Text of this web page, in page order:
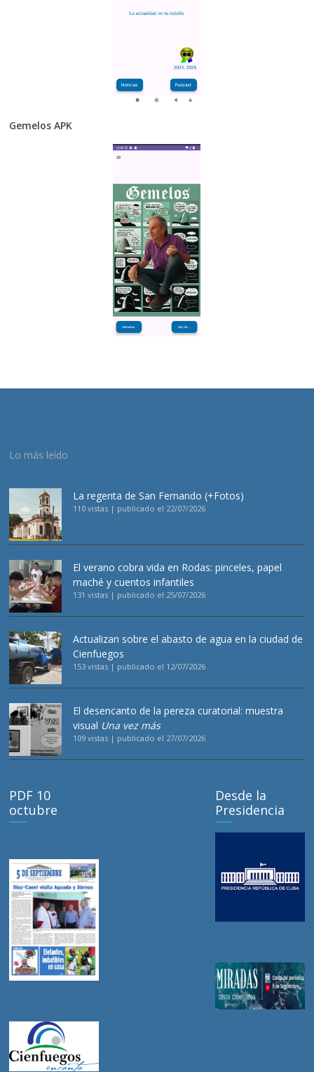
Gemelos APK
Lo más leído
La regenta de San Fernando (+Fotos)
110 vistas | publicado el 22/07/2026
El verano cobra vida en Rodas: pinceles, papel
maché y cuentos infantiles
131 vistas | publicado el 25/07/2026
Actualizan sobre el abasto de agua en la ciudad de
Cienfuegos
153 vistas | publicado el 12/07/2026
El desencanto de la pereza curatorial: muestra
visual Una vez más
109 vistas | publicado el 27/07/2026
PDF 10
octubre
Desde la
Presidencia